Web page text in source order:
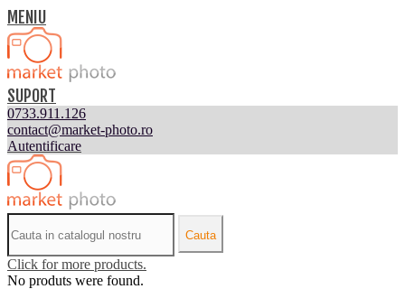
MENIU
SUPORT
0733.911.126
contact@market-photo.ro
Autentificare
Cauta
Click for more products.
No produts were found.